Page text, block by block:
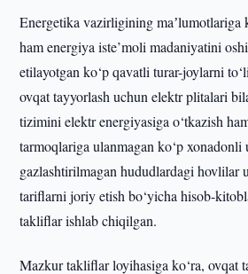
Energetika vazirligining maʼlumotlariga
ham energiya iste’moli madaniyatini
etilayotgan ko‘p qavatli turar-joylarni
ovqat tayyorlash uchun elektr plitalari
tizimini elektr energiyasiga o‘tkazish
tarmoqlariga ulanmagan ko‘p xonadonli
gazlashtirilmagan hududlardagi hovlilar
tariflarni joriy etish bo‘yicha hisob-
takliflar ishlab chiqilgan.
Mazkur takliflar loyihasiga ko‘ra, ovqat